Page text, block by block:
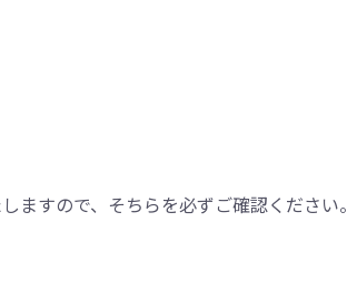
すので、そちらを必ずご確認ください。